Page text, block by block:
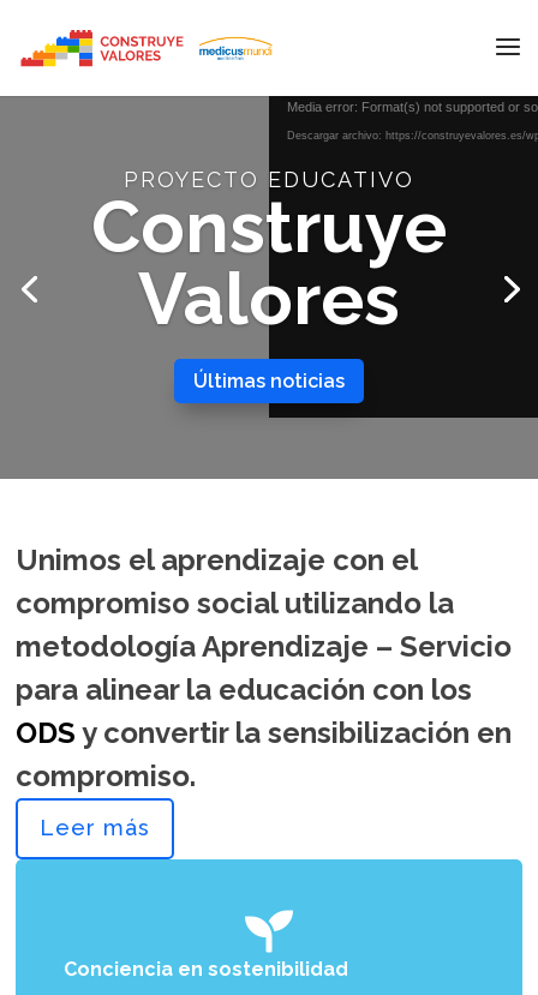
Reproductor
de
Media error: Format(s) not supported or
Descargar archivo: https://construyevalores.es/
PROYECTO EDUCATIVO
Construye
Valores
Últimas noticias
Unimos el aprendizaje con el
compromiso social utilizando la
metodología Aprendizaje – Servicio
para alinear la educación con los
ODS y convertir la sensibilización en
compromiso.
Leer más

Conciencia en sostenibilidad